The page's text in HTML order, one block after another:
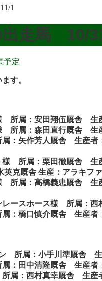
1
走馬 10/
予定
す。
所属：安田翔伍厩舎 生
所属：森田直行厩舎 生
：矢作芳人厩舎 生産者
様 所属：栗田徹厩舎 生
克厩舎 生産：アラキフ
所属：高橋義忠厩舎 生
ースホース様 所属：西
：橋口慎介厩舎 生産者
所属：小手川準厩舎 生
：田中清隆厩舎 生産者
属：西村真幸厩舎 生産